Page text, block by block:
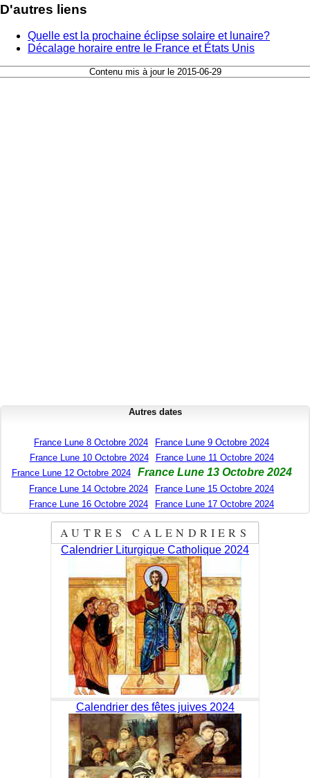
D'autres liens
Quelle est la prochaine éclipse solaire et lunaire?
Décalage horaire entre le France et États Unis
Contenu mis à jour le 2015-06-29
Autres dates
France Lune 8 Octobre 2024
France Lune 9 Octobre 2024
France Lune 10 Octobre 2024
France Lune 11 Octobre 2024
France Lune 12 Octobre 2024
France Lune 13 Octobre 2024
France Lune 14 Octobre 2024
France Lune 15 Octobre 2024
France Lune 16 Octobre 2024
France Lune 17 Octobre 2024
AUTRES CALENDRIERS
Calendrier Liturgique Catholique 2024
Calendrier des fêtes juives 2024